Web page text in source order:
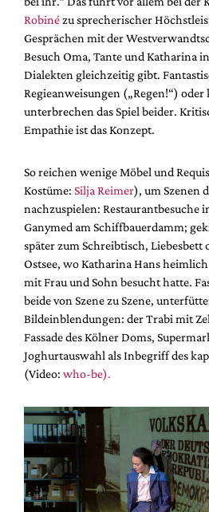
Robinézu sprecherischer
Gesprächen mit der
Besuch Oma, Tante und Katharina
Dialekten gleichzeitig gibt.
Regieanweisungen („Regen!“) oder
unterbrechen das Spiel beider.
Empathie ist das Konzept.
So reichen wenige Möbel und
Kostüme: Silja Reimer), um Szenen
nachzuspielen: Restaurantbesuche
Ganymed am Schiffbauerdamm;
später zum Schreibtisch, Liebesbett
Ostsee, wo Katharina Hans
mit Frau und Sohn besucht hatte.
beide von Szene zu Szene,
Bildeinblendungen: der Trabi mit
Fassade des Kölner Doms,
Joghurtauswahl als Inbegriff des
(Video: who-be).